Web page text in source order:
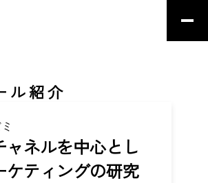
ル紹介
ャネルを中心とし
ケティングの研究